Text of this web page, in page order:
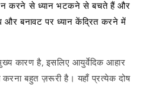
करने से ध्यान भटकने से बचते हैं और
बनावट पर ध्यान केंद्रित करने में
कारण है, इसलिए आयुर्वेदिक आहार
बहुत ज़रूरी है। यहाँ प्रत्येक दोष